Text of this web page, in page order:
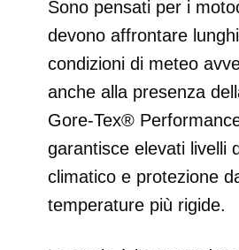
Sono pensati per i
devono affrontare
condizioni di meteo
anche alla presenza
Gore-Tex®
garantisce elevati livelli
climatico e protezione
temperature più rigide.